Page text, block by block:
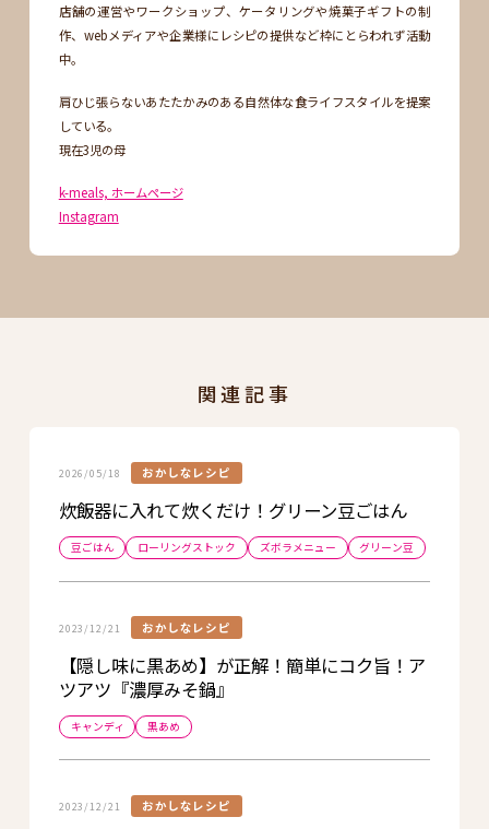
店舗の運営やワークショップ、ケータリングや焼菓子ギフトの制
作、webメディアや企業様にレシピの提供など枠にとらわれず活動
中。
肩ひじ張らないあたたかみのある自然体な食ライフスタイルを提案
している。
現在3児の母
k-meals, ホームページ
Instagram
関連記事
2026/05/18 おかしなレシピ
炊飯器に入れて炊くだけ！グリーン豆ごはん
豆ごはん ローリングストック ズボラメニュー グリーン豆
2023/12/21 おかしなレシピ
【隠し味に黒あめ】が正解！簡単にコク旨！ア
ツアツ『濃厚みそ鍋』
キャンディ 黒あめ
2023/12/21 おかしなレシピ